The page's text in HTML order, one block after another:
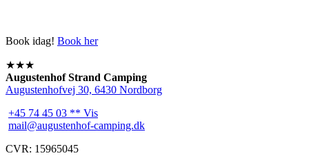
Book idag! Book her
★★★
Augustenhof Strand Camping
Augustenhofvej 30, 6430 Nordborg
+45 74 45 03 ** Vis
mail@augustenhof-camping.dk
CVR: 15965045